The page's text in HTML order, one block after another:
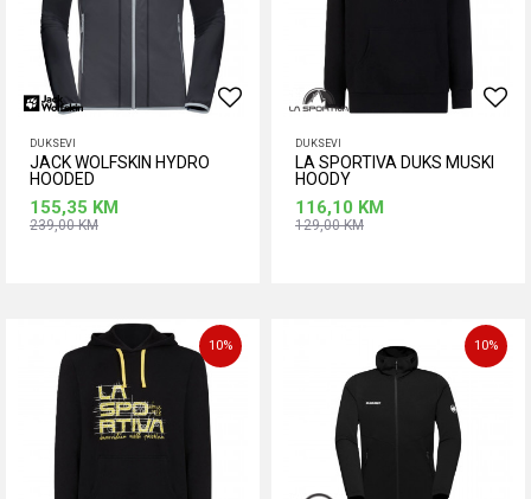
DUKSEVI
JACK WOLFSKIN HYDRO
HOODED
155,35 KM
239,00KM
DUKSEVI
LA SPORTIVA DUKS MUSKI
HOODY
116,10 KM
129,00KM
10% 10%